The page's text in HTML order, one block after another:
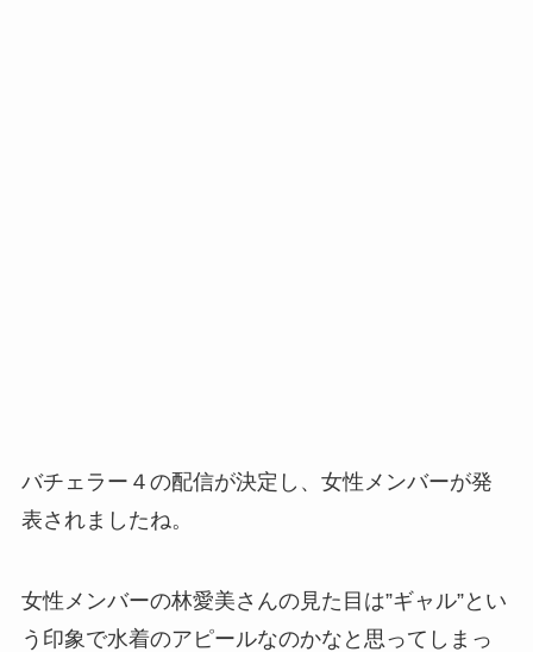
バチェラー４の配信が決定し、女性メンバーが発
表されましたね。
女性メンバーの林愛美さんの見た目は”ギャル”とい
う印象で水着のアピールなのかなと思ってしまっ